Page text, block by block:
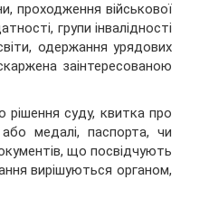
проходження військової
групи інвалідності
одержання урядових
заінтересованою
рішення суду, квитка про
медалі, паспорта, чи
що посвідчують
вирішуються органом,